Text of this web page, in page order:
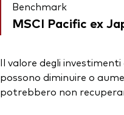
Benchmark
MSCI Pacific ex
Il valore degli
possono diminuire o
potrebbero non